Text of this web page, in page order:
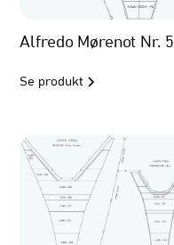
Alfredo Mørenot Nr. 5
Se produkt